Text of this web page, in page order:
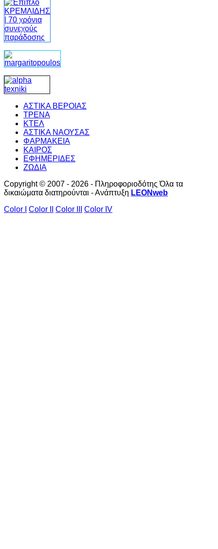
ΑΣΤΙΚΑ ΒΕΡΟΙΑΣ
ΤΡΕΝΑ
ΚΤΕΛ
ΑΣΤΙΚΑ ΝΑΟΥΣΑΣ
ΦΑΡΜΑΚΕΙΑ
ΚΑΙΡΟΣ
ΕΦΗΜΕΡΙΔΕΣ
ΖΩΔΙΑ
Copyright © 2007 - 2026 - Πληροφοριοδότης Όλα τα
δικαιώματα διατηρούνται - Ανάπτυξη LEONweb
Color I
Color II Color III Color IV